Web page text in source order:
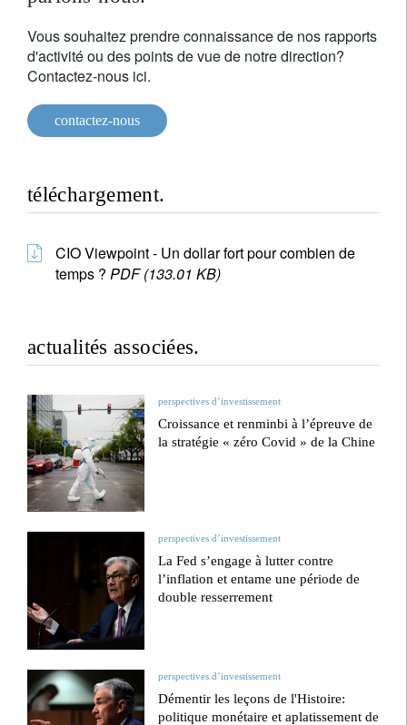
Vous souhaitez prendre connaissance de nos rapports
d'activité ou des points de vue de notre direction?
Contactez-nous ici.
contactez-nous
téléchargement.
CIO Viewpoint - Un dollar fort pour combien de
temps ? PDF (133.01 KB)
actualités associées.
perspectives d’investissement
Croissance et renminbi à l’épreuve de
la stratégie « zéro Covid » de la Chine
perspectives d’investissement
La Fed s’engage à lutter contre
l’inflation et entame une période de
double resserrement
perspectives d’investissement
Démentir les leçons de l'Histoire:
politique monétaire et aplatissement de